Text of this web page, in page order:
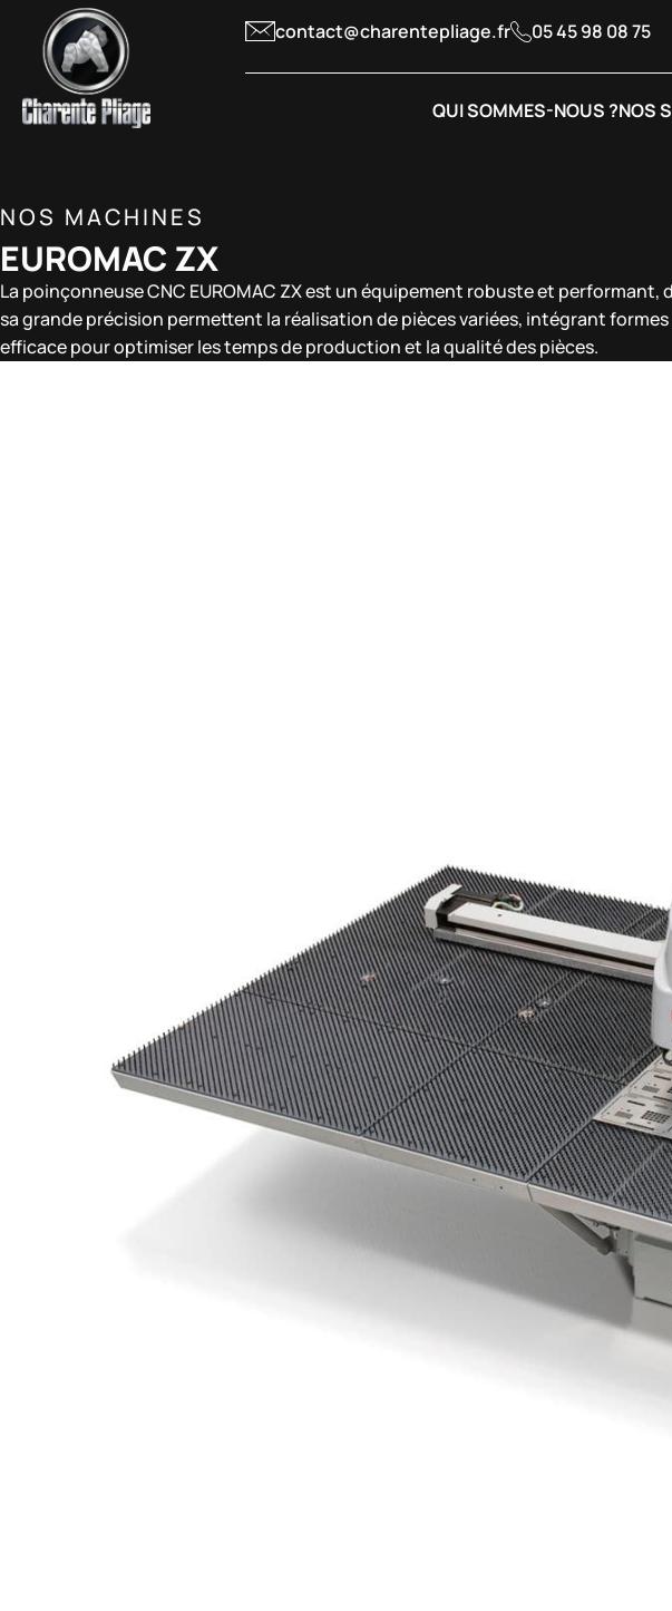
QUI SOMMES-NOUS ?NOS
contact@charentepliage.fr 05 45 98 08 75
NOS MACHINES
EUROMAC ZX
La poinçonneuse CNC EUROMAC ZX est un équipement robuste et
sa grande précision permettent la réalisation de pièces variées, intégrant
efficace pour optimiser les temps de production et la qualité des pièces.